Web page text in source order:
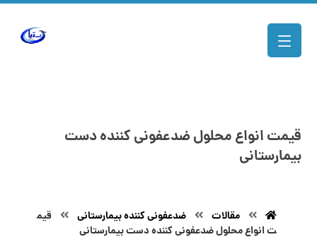
قیمت انواع محلول ضدعفونی کننده دست
بیمارستانی
مقالات ضدعفونی کننده بیمارستانی
قیم
ت انواع محلول ضدعفونی کننده دست بیمارستانی